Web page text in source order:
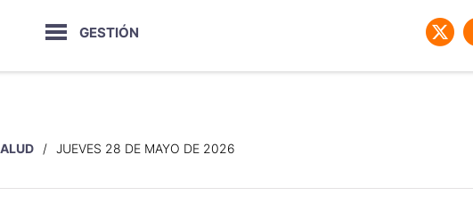
GESTIÓN
JUEVES 28 DE MAYO DE 2026